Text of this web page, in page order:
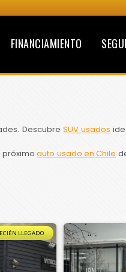
FINANCIAMIENTO
Descubre SUV usados
próximoauto usado en Chile
LLEGADO